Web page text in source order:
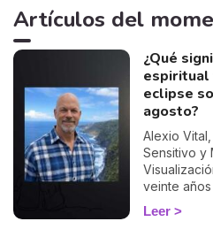
Artículos del
¿Qué
eclipse
agosto?
Alexio
Sensitivo y
veinte
nos invita a
total de Sol
Leer